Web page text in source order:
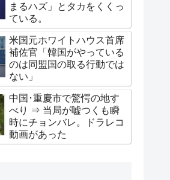
まるハズ」とタカをくくっ
ている。
米国元ホワイトハウス首席
補佐官「韓国がやっている
のは同盟国の取る行動では
ない」
中国･重慶市で驚愕の地す
べり ⇒ 当局が嘘つくも瞬
時にチョンバレ。ドラレコ
動画があった